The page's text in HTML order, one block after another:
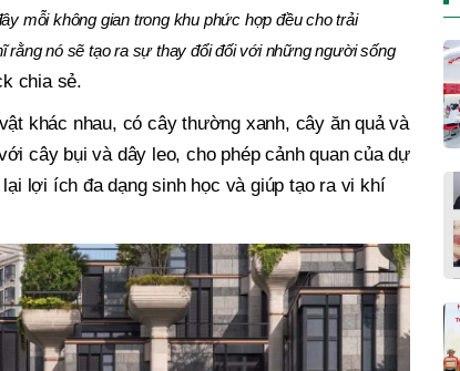
mỗi không gian trong khu phức hợp đều cho trải
rằng nó sẽ tạo ra sự thay đổi đối với những người sống
chia sẻ.
khác nhau, có cây thường xanh, cây ăn quả và
cây bụi và dây leo, cho phép cảnh quan của dự
lợi ích đa dạng sinh học và giúp tạo ra vi khí